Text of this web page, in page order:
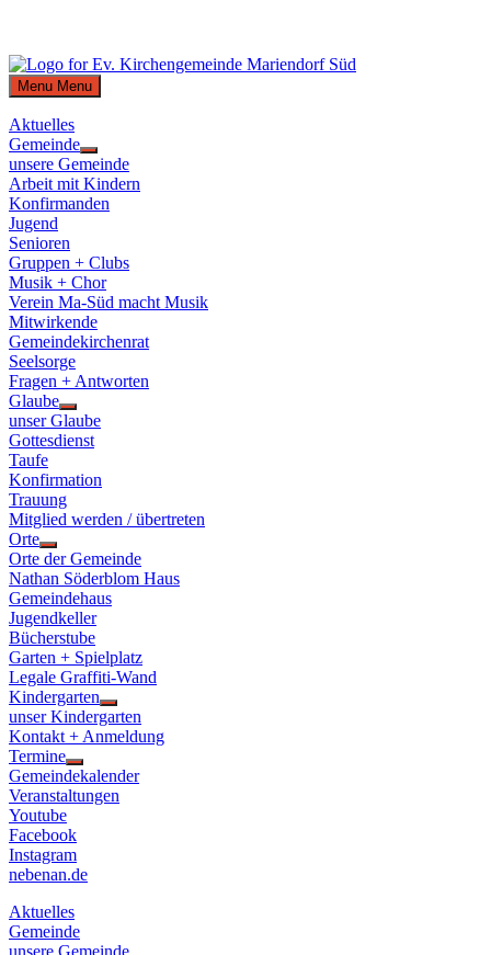
Skip
to
content
Menu Menu
Aktuelles
Gemeinde
Show
sub
menu
unsere Gemeinde
Arbeit mit Kindern
Konfirmanden
Jugend
Senioren
Gruppen + Clubs
Musik + Chor
Verein Ma-Süd macht Musik
Mitwirkende
Gemeindekirchenrat
Seelsorge
Fragen + Antworten
Glaube
Show
sub
menu
unser Glaube
Gottesdienst
Taufe
Konfirmation
Trauung
Mitglied werden / übertreten
Orte
Show
sub
menu
Orte der Gemeinde
Nathan Söderblom Haus
Gemeindehaus
Jugendkeller
Bücherstube
Garten + Spielplatz
Legale Graffiti-Wand
Kindergarten
Show
sub
menu
unser Kindergarten
Kontakt + Anmeldung
Termine
Show
sub
menu
Gemeindekalender
Veranstaltungen
Youtube
Facebook
Instagram
nebenan.de
Aktuelles
Gemeinde
unsere Gemeinde